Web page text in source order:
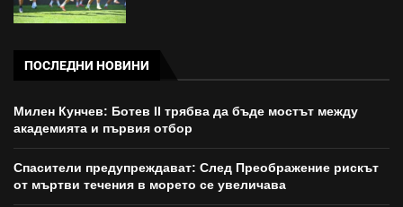
ПОСЛЕДНИ НОВИНИ
Милен Кунчев: Ботев II трябва да бъде мостът между
академията и първия отбор
Спасители предупреждават: След Преображение рискът
от мъртви течения в морето се увеличава